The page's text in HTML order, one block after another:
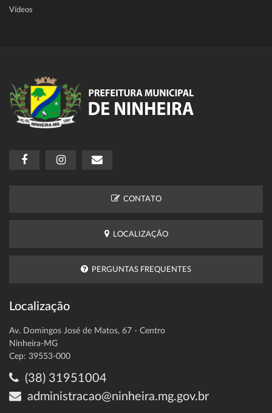
Vídeos
CONTATO
LOCALIZAÇÃO
PERGUNTAS FREQUENTES
Localização
Av. Domingos José de Matos, 67 - Centro
Ninheira-MG
Cep: 39553-000
(38) 31951004
administracao@ninheira.mg.gov.br